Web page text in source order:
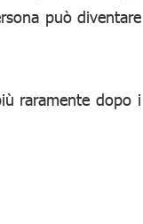
può diventare
raramente dopo i